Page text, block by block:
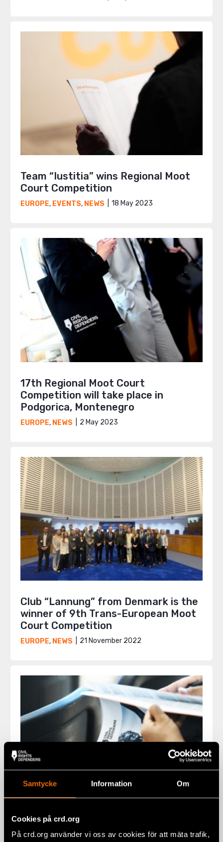
Samtycke Information Om
Cookies på crd.org
På crd.org använder vi oss av cookies för att mäta trafik,
Team “Iustitia” wins Regional Moot
Court Competition
EUROPE, EVENTS, NEWS 18 May 2023
17th Regional Moot Court
Competition will take place in
Podgorica, Montenegro
EUROPE, NEWS 2 May 2023
Club “Lannung” from Denmark is the
winner of 9th Trans-European Moot
Court Competition
EUROPE, NEWS 21 November 2022
Team “Iustitia” from Niš is the
Winner of 16th Regional Moot Court